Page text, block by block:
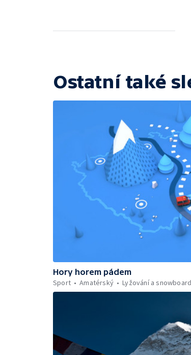
Ostatní také
Hory horem pádem
Sport
Amatérský Lyžování a